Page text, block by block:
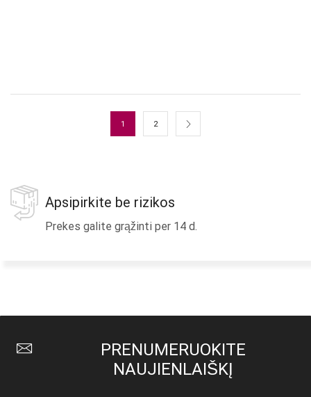
1 2
Apsipirkite be rizikos
Prekes galite grąžinti per 14 d.
PRENUMERUOKITE
NAUJIENLAIŠKĮ